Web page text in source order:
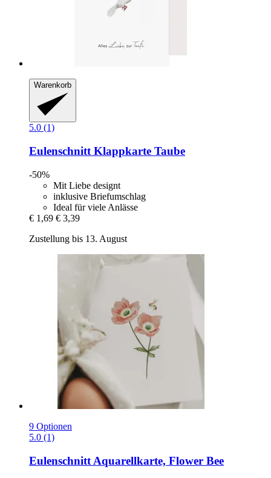
Warenkorb
5.0 (1)
Eulenschnitt Klappkarte Taube
-50%
Mit Liebe designt
inklusive Briefumschlag
Ideal für viele Anlässe
€ 1,69 € 3,39
Zustellung bis 13. August
9 Optionen
5.0 (1)
Eulenschnitt Aquarellkarte, Flower Bee